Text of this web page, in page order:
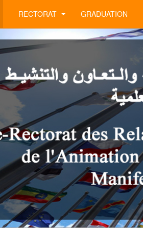
RECTORAT GRADUATION